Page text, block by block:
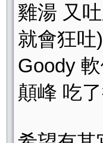
雞湯 又
就會狂吐)
Goody
顛峰 吃